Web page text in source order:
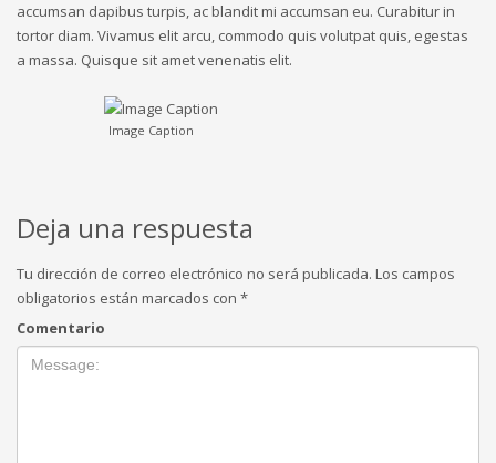
accumsan dapibus turpis, ac blandit mi accumsan eu. Curabitur in
tortor diam. Vivamus elit arcu, commodo quis volutpat quis, egestas
a massa. Quisque sit amet venenatis elit.
Image Caption
Deja una respuesta
Tu dirección de correo electrónico no será publicada. Los campos
obligatorios están marcados con *
Comentario